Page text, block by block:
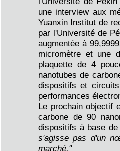
une interview aux
Yuanxin Institut de
par l'Université de
augmentée à
micromètre et une
plaquette de 4
nanotubes de
dispositifs et
performances
Le prochain objectif
carbone de 90
dispositifs à base
s'agisse pas d'un
marché."